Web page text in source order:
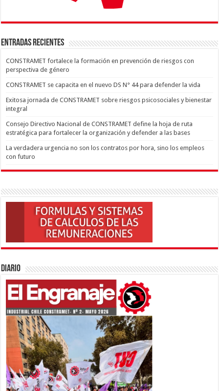
ENTRADAS RECIENTES
CONSTRAMET fortalece la formación en prevención de riesgos con
perspectiva de género
CONSTRAMET se capacita en el nuevo DS N° 44 para defender la vida
Exitosa jornada de CONSTRAMET sobre riesgos psicosociales y bienestar
integral
Consejo Directivo Nacional de CONSTRAMET define la hoja de ruta
estratégica para fortalecer la organización y defender a las bases
La verdadera urgencia no son los contratos por hora, sino los empleos
con futuro
Diario